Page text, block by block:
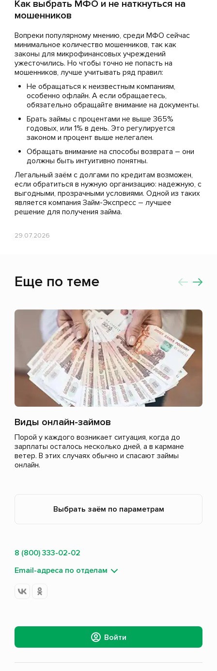
Как выбрать МФО и не наткнуться на
мошенников
Вопреки популярному мнению, среди МФО сейчас
минимальное количество мошенников, так как
законы для микрофинансовых учреждений
ужесточились. Но чтобы точно не попасть на
мошенников, лучше учитывать ряд правил:
Не обращаться к неизвестным компаниям,
особенно офлайн. А если обращаетесь,
обязательно обращайте внимание на документы.
Брать займы с процентами не выше 365%
годовых, или 1% в день. Это регулируется
законом и процент выше нелегален.
Обращать внимание на способы возврата – они
должны быть интуитивно понятны.
Легальный заём с долгами по кредитам возможен,
если обратиться в нужную организацию: надежную, с
выгодными, прозрачными условиями. Одной из таких
является компания Займ-Экспресс – лучшее
решение для получения займа.
29.07.2026
Еще по теме
Виды онлайн-займов
Порой у каждого возникает ситуация, когда до
зарплаты осталось несколько дней, а в кармане
ветер. В этих случаях обычно и спасают займы
онлайн.
Выбрать заём по параметрам
8 (800) 333-02-02
Email-адреса по отделам
Войти